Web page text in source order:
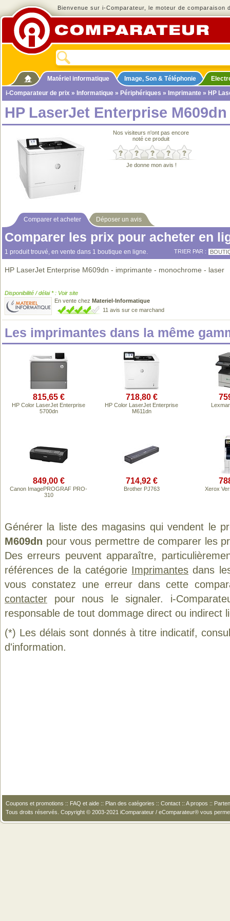
Bienvenue sur i-Comparateur, le moteur de comparaison
Matériel informatique Image, Son & Téléphonie
i-Comparateur de prix » Informatique » Périphériques » Imprimante » HP
HP LaserJet Enterprise M609dn
Nos visiteurs n'ont pas encore
noté ce produit
Je donne mon avis !
Comparer et acheter Déposer un avis
Comparer les prix pour acheter en
1 produit trouvé, en vente dans 1 boutique en ligne. TRIER PAR :
HP LaserJet Enterprise M609dn - imprimante - monochrome - laser
Disponibilité / délai * : Voir site
En vente chez Materiel-Informatique
11 avis sur ce marchand
Les imprimantes dans la même
815,65 €
HP Color LaserJet Enterprise
5700dn
718,80 €
HP Color LaserJet Enterprise
M611dn
849,00 €
Canon ImagePROGRAF PRO-
310
714,92 €
Brother PJ763 Xerox
Générer la liste des magasins qui vendent le
M609dn pour vous permettre de comparer les
Des erreurs peuvent apparaître,
références de la catégorie Imprimantes dans
vous constatez une erreur dans cette
contacter pour nous le signaler. i-
responsable de tout dommage direct ou indirect
(*) Les délais sont donnés à titre indicatif,
d'information.
Coupons et promotions :: FAQ et aide :: Plan des catégories :: Contact :: A propos ::
Tous droits réservés. Copyright © 2003-2021 iComparateur / eComparateur® vous